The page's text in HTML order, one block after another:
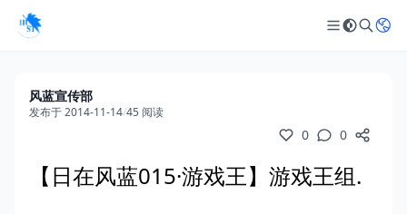
风蓝宣传部
发布于 2014-11-14/45 阅读
0 0
【日在风蓝015·游戏王】游戏王组.